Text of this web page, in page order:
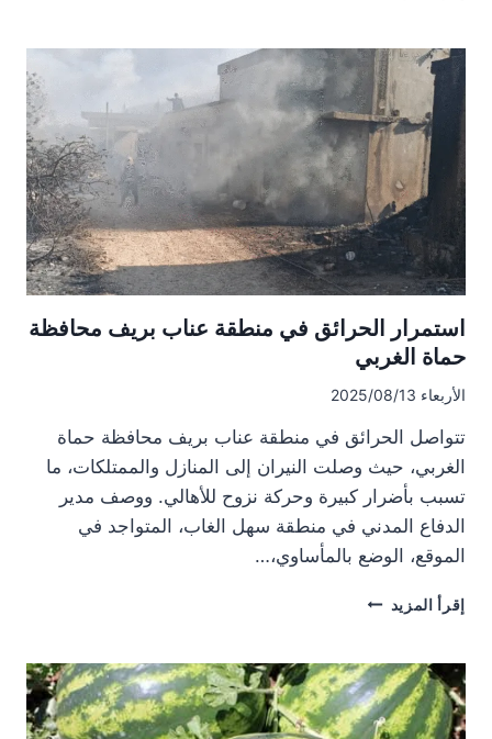
على
دخول
الخضار
التركية
رغم
قرار
المنع
استمرار الحرائق في منطقة عناب بريف محافظة
حماة الغربي
الأربعاء 2025/08/13
تتواصل الحرائق في منطقة عناب بريف محافظة حماة
الغربي، حيث وصلت النيران إلى المنازل والممتلكات، ما
تسبب بأضرار كبيرة وحركة نزوح للأهالي. ووصف مدير
الدفاع المدني في منطقة سهل الغاب، المتواجد في
الموقع، الوضع بالمأساوي،…
إقرأ المزيد استمرار
منطقة
عناب
بريف